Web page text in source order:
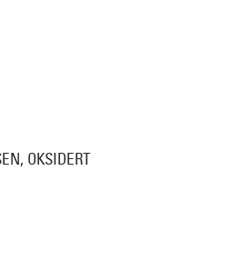
OKSIDERT